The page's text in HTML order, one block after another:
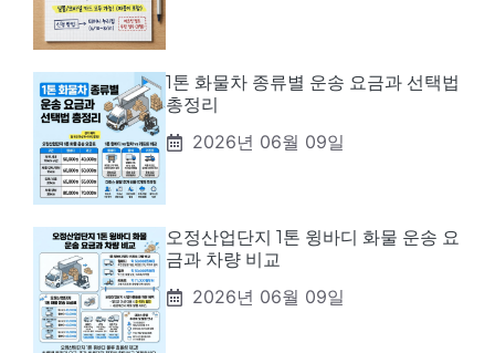
1톤 화물차 종류별 운송 요금과 선택법
총정리
2026년 06월 09일
오정산업단지 1톤 윙바디 화물 운송 요
금과 차량 비교
2026년 06월 09일